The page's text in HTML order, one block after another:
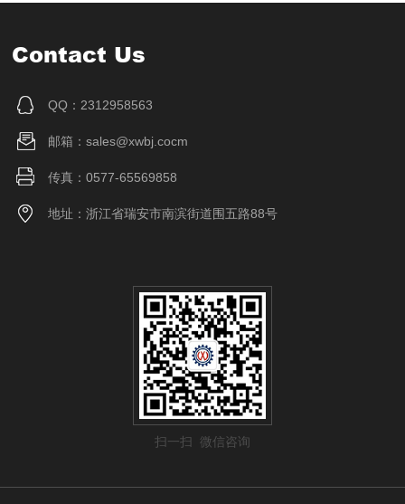
Contact Us
QQ：2312958563
邮箱：sales@xwbj.cocm
传真：0577-65569858
地址：浙江省瑞安市南滨街道围五路88号
扫一扫 微信咨询